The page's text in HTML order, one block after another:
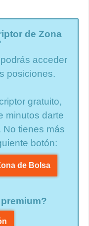
de Zona
acceder
posiciones.
gratuito,
minutos darte
No tienes más
botón:
de Bolsa